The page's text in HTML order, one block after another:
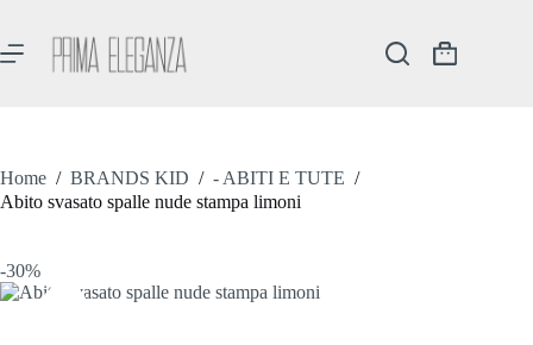
contenuto
Carrello
Home / BRANDS KID / - ABITI E TUTE /
Abito svasato spalle nude stampa limoni
-30%